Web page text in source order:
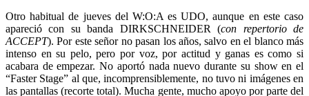
Otro habitual de jueves del W:O:A es UDO, aunque en este caso
apareció con su banda DIRKSCHNEIDER (con repertorio de
ACCEPT). Por este señor no pasan los años, salvo en el blanco más
intenso en su pelo, pero por voz, por actitud y ganas es como si
acabara de empezar. No aportó nada nuevo durante su show en el
“Faster Stage” al que, incomprensiblemente, no tuvo ni imágenes en
las pantallas (recorte total). Mucha gente, mucho apoyo por parte del